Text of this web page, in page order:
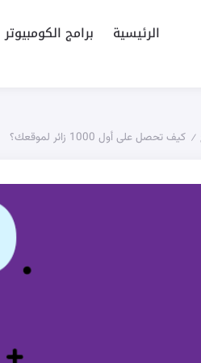
الرئيسية برامج الكومبيوتر
/ كيف تحصل على أول 1000 زائر لموقعك؟